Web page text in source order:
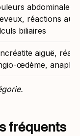
abdominales,
réactions au
biliaires
aiguë,
œdème,
fréquents